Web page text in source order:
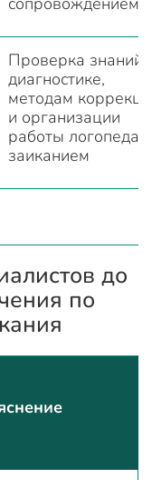
Проверка знаний
диагностике,
методам
и организации
работы логопеда с
заиканием
до
по